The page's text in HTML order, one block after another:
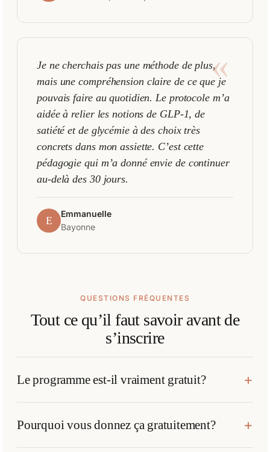
«
Je ne cherchais pas une méthode de plus,
mais une compréhension claire de ce que je
pouvais faire au quotidien. Le protocole m’a
aidée à relier les notions de GLP-1, de
satiété et de glycémie à des choix très
concrets dans mon assiette. C’est cette
pédagogie qui m’a donné envie de continuer
au-delà des 30 jours.
E
Emmanuelle
Bayonne
QUESTIONS FRÉQUENTES
Tout ce qu’il faut savoir avant de
s’inscrire
Le programme est-il vraiment gratuit?
Pourquoi vous donnez ça gratuitement?